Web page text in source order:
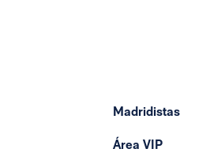
Madridistas
Área VIP